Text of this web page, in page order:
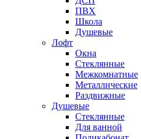
ПВХ
Школа
Душевые
Лофт
Окна
Стеклянные
Межкомнатные
Металлические
Раздвижные
Душевые
Стеклянные
Для ванной